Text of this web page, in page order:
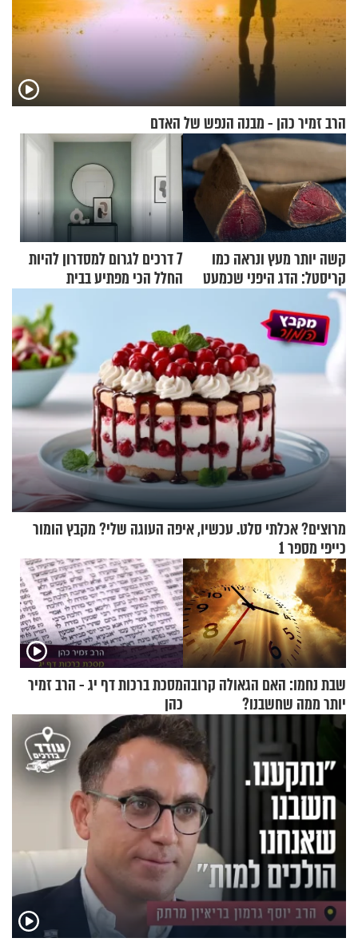
הרב זמיר כהן - מבנה הנפש של האדם
קשה יותר מעץ ונראה כמו
קריסטל: הדג היפני שכמעט
בלתי אפשרי לחתוך
7 דרכים לגרום למסדרון להיות
החלל הכי מפתיע בבית
מרוצים? אכלתי סלט. עכשיו, איפה העוגה שלי? מקבץ הומור
כייפי מספר 1
שבת נחמו: האם הגאולה קרובה
יותר ממה שחשבנו?
מסכת ברכות דף יג - הרב זמיר
כהן